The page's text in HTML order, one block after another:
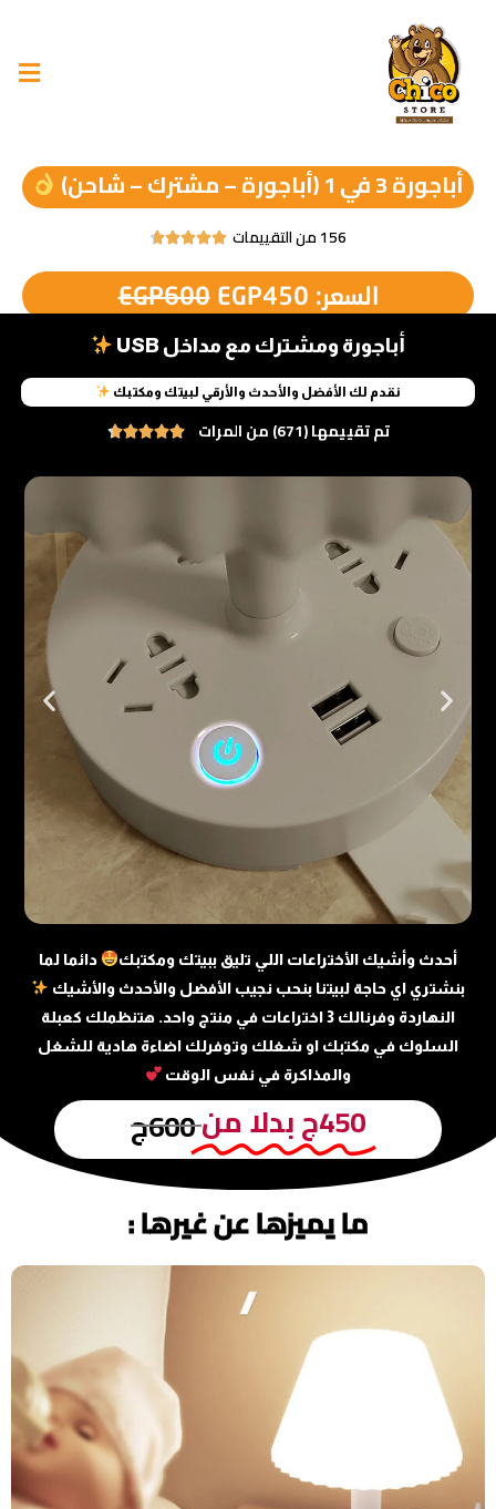
المحتوى
أباجورة 3 في 1 (أباجورة – مشترك – شاحن)
156 من التقييمات 




out
of
5
السعر: EGP600
السعر
الأصلي
هو:
EGP600.
EGP450
الحالي
هو:
EGP450.
أباجورة ومشترك مع مداخل USB
نقدم لك الأفضل والأحدث والأرقي لبيتك ومكتبك
تم تقييمها (671) من المرات 




Rated
أحدث وأشيك الأختراعات اللي تليق ببيتك ومكتبك
دائما لما
بنشتري اي حاجة لبيتنا بنحب نجيب الأفضل والأحدث والأشيك
النهاردة وفرنالك 3 اختراعات في منتج واحد. هتنظملك كعبلة
السلوك في مكتبك او شغلك وتوفرلك اضاءة هادية للشغل
والمذاكرة في نفس الوقت
450ج بدلا من 600ج
ما يميزها عن غيرها :